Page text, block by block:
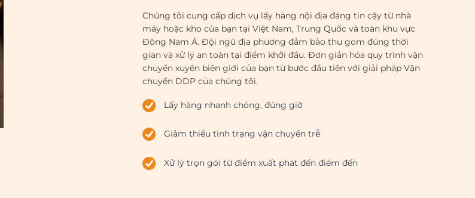
Chúng tôi cung cấp dịch vụ lấy hàng nội địa đáng tin cậy từ nhà
máy hoặc kho của bạn tại Việt Nam, Trung Quốc và toàn khu vực
Đông Nam Á. Đội ngũ địa phương đảm bảo thu gom đúng thời
gian và xử lý an toàn tại điểm khởi đầu. Đơn giản hóa quy trình vận
chuyển xuyên biên giới của bạn từ bước đầu tiên với giải pháp Vận
chuyển DDP của chúng tôi.
Lấy hàng nhanh chóng, đúng giờ
Giảm thiểu tình trạng vận chuyển trễ
Xử lý trọn gói từ điểm xuất phát đến điểm đến